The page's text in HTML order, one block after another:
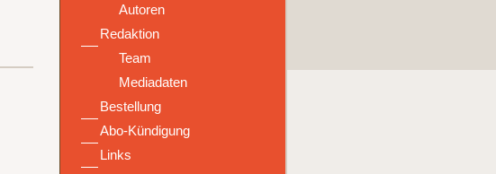
Autoren
Redaktion
Team
Mediadaten
Bestellung
Abo-Kündigung
Links